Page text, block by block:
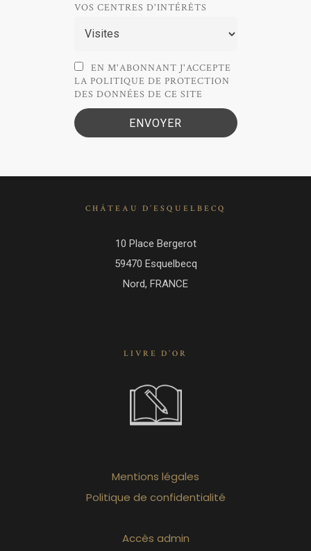
VOS CENTRES D'INTÉRÊTS
EN M'ABONNANT J'ACCEPTE
LA POLITIQUE DE PROTECTION
DES DONNÉES DE CE SITE
CHÂTEAU D’ESQUELBECQ
10 Place Bergerot
59470 Esquelbecq
Nord, FRANCE
LIVRE D’OR
Mentions légales
Politique de confidentialité
Accès admin